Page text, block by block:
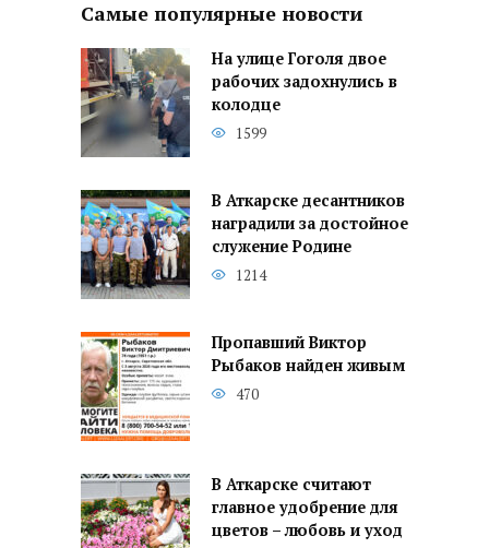
Самые популярные новости
На улице Гоголя двое
рабочих задохнулись в
колодце
1599
В Аткарске десантников
наградили за достойное
служение Родине
1214
Пропавший Виктор
Рыбаков найден живым
470
В Аткарске считают
главное удобрение для
цветов – любовь и уход